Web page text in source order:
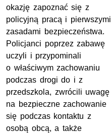
okazję zapoznać się z
policyjną pracą i pierwszymi
zasadami bezpieczeństwa.
Policjanci poprzez zabawę
uczyli i przypominali
o właściwym zachowaniu
podczas drogi do i z
przedszkola, zwrócili uwagę
na bezpieczne zachowanie
się podczas kontaktu z
osobą obcą, a także